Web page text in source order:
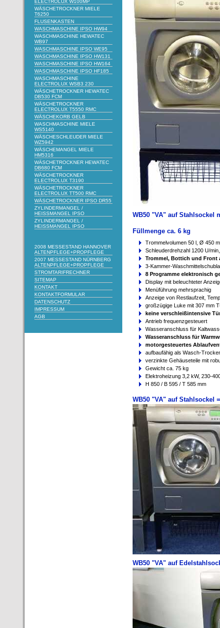
ELECTROLUX W100MP
WÄSCHETROCKNER MIELE
T6250
FLUSENKASTEN
WASCHMASCHINE IPSO HW94
WASCHMASCHINE HEWATEC
WB97
WASCHMASCHINE IPSO WE95
WASCHMASCHINE IPSO HW131
WASCHMASCHINE IPSO HW164
WASCHMASCHINE IPSO HF185
WASCHMASCHINE
ELECTROLUX WSB3 230
WÄSCHETROCKNER HEWATEC
DB530 FCM
WÄSCHETROCKNER
ELECTROLUX T5550 RMC
WÄSCHEKORB GELB
WASCHMASCHINE MIELE
WS5140
WÄSCHESCHLEUDER MIELE
WZ5942
WÄSCHEMANGEL MIELE
HM5316
WÄSCHETROCKNER HEWATEC
DB680 FCM
WÄSCHETROCKNER
ELECTROLUX T3190
WÄSCHETROCKNER
ELECTROLUX TT500 RMC
WÄSCHETROCKNER IPSO DR55
ZYLINDERMANGEL /
HEISSMANGEL IPSO
ZYLINDERMANGEL /
HEISSMANGEL IPSO
2008 MESSESTAND HANNOVER
ALTENPFLEGE+PROPFLEGE
2007 MESSESTAND NÜRNBERG
ALTENPFLEGE+PROPFLEGE
STROMTARIFRECHNER
SITEMAP
KONTAKT
KONTAKTFORMULAR
DATENSCHUTZ
IMPRESSUM
AGB
WB50 "VA" auf Stahlsockel
Füllmenge ca. 6 kg
Trommelvolumen 50 l, Ø 450
Schleuderdrehzahl 1200 U/
Trommel, Bottich und Front
3-Kammer-
8 Programme elektronisch
Display mit beleuchteter
Menüführung mehrsprachig
Anzeige von Restlaufzeit,
großzügige Luke mit 307 mm
keine verschleißintensive
Antrieb frequenzgesteuert
Wasseranschluss für
Wasseranschluss für
motorgesteuertes
aufbaufähig als Wasch-
verzinkte Gehäuseteile mit
Gewicht ca. 75 kg
Elektroheizung 3,2 kW, 230-
H 850 / B 595 / T 585 mm
WB50 "VA" auf Stahlsockel
WB50 "VA" auf